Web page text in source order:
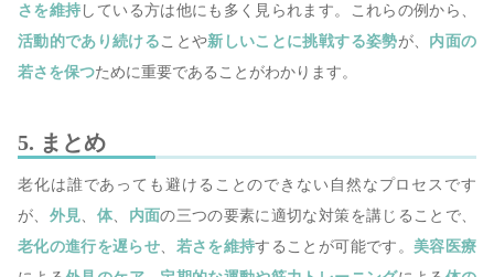
さを維持 している方は他にも多く見られます。これらの例から、
活動的であり続ける ことや新しいことに挑戦する姿勢が、 内面の
若さを保つために重要であることがわかります。
5. まとめ
老化は誰であっても避けることのできない自然なプロセスです
が、 外見 体 内面の三つの要素に適切な対策を講じることで、
老化の進行を遅らせ
若さを維持することが可能です。 美容医療